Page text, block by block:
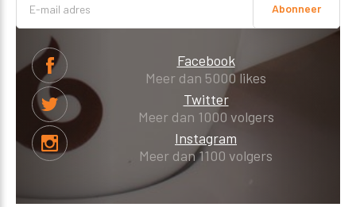
Abonneer
Facebook
Meer dan 5000 likes
Twitter
Meer dan 1000 volgers
Instagram
Meer dan 1100 volgers